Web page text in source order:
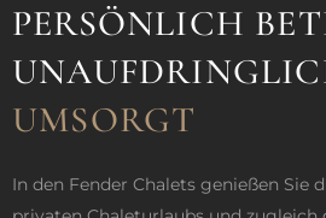
PERSÖNLICH
UMSORGT
In den Fender Chalets genießen Sie